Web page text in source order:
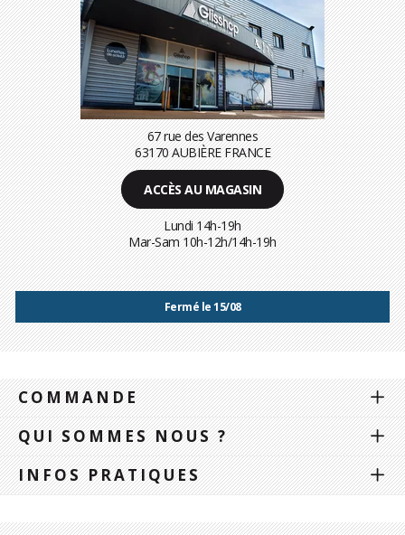
67 rue des Varennes
63170 AUBIÈRE FRANCE
ACCÈS AU MAGASIN
Lundi 14h-19h
Mar-Sam 10h-12h/14h-19h
Fermé le 15/08
COMMANDE
QUI SOMMES NOUS ?
INFOS PRATIQUES